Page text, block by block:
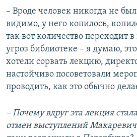
– Вроде человек никогда не
видимо, у него копилось,
так вот количество переходит
угроз библиотеке – я думаю,
хотели сорвать лекцию,
настойчиво посоветовали
проводить, как это обычно
– Почему вдруг эта лекция
отмен выступлений